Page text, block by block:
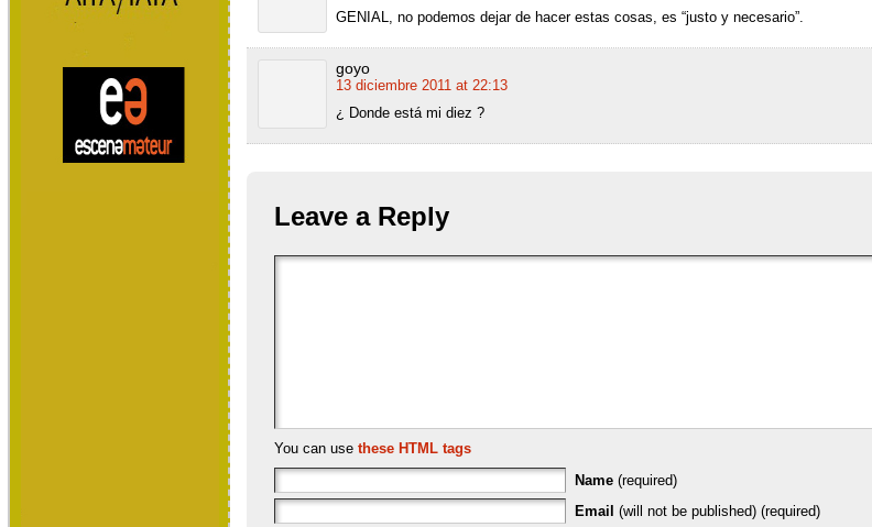
GENIAL, no podemos dejar de hacer estas cosas, es “justo y necesario”.
goyo
13 diciembre 2011 at 22:13
¿ Donde está mi diez ?
Leave a Reply
You can use these HTML tags
Name (required)
Email (will not be published) (required)